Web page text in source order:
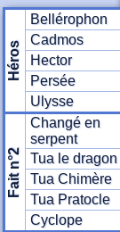
Héros
Bellérophon
Cadmos
Hector
Persée
Ulysse
Fait n°2
Changé en
serpent
Tua le dragon
Tua Chimère
Tua Pratocle
Cyclope